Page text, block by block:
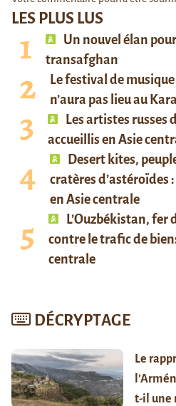
LES PLUS LUS
Un nouvel élan
transafghan
Le festival de
n’aura pas lieu au
Les artistes russes
accueillis en Asie
Desert kites,
cratères d’astéroïdes
en Asie centrale
L’Ouzbékistan, fer
contre le trafic de
centrale
DÉCRYPTAGE
Le
t-il une